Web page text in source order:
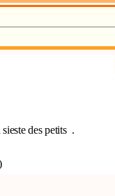
des petits .